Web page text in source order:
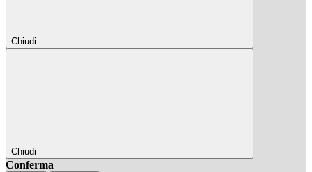
Chiudi
Chiudi
Conferma